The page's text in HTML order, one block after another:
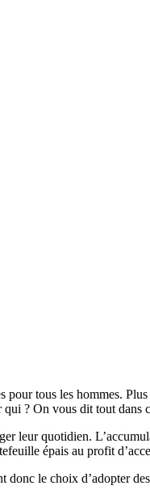
pour tous les hommes.
? On vous dit tout dans
leur quotidien.
épais au profit
le choix d’adopter